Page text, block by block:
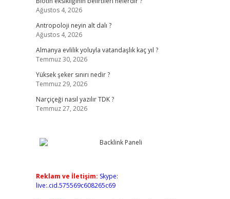
Ağustos 4, 2026
Antropoloji neyin alt dalı ?
Ağustos 4, 2026
Almanya evlilik yoluyla vatandaşlık kaç yıl ?
Temmuz 30, 2026
Yüksek şeker sınırı nedir ?
Temmuz 29, 2026
Narçiçeği nasıl yazılır TDK ?
Temmuz 27, 2026
Reklam ve İletişim: Skype:
live:.cid.575569c608265c69